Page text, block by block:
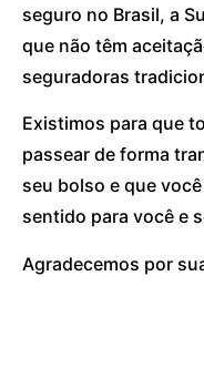
seguro no Brasil, a
que não têm
seguradoras
Existimos para que
passear de forma
seu bolso e que
sentido para você e
Agradecemos por